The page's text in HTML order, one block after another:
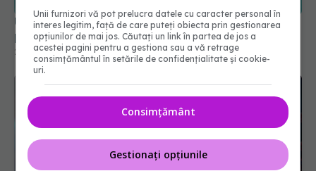
UE a semnat un contract pe 4 ani cu Moderna
pentru vaccinuri împotriva COVID-19
24 ian 2025, 20:30
Unii furnizori vă pot prelucra datele cu caracter personal în
interes legitim, față de care puteți obiecta prin gestionarea
opțiunilor de mai jos. Căutați un link în partea de jos a
acestei pagini pentru a gestiona sau a vă retrage
consimțământul în setările de confidențialitate și cookie-
uri.
Consimțământ
Gestionați opțiunile